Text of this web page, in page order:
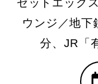
ゼットエック
ウンジ／地下
分、JR「